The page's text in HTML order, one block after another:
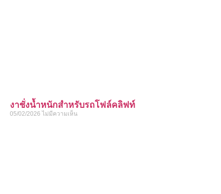
งาชั่งน้ำหนักสำหรับรถโฟล์คลิฟท์
05/02/2026ไม่มีความเห็น